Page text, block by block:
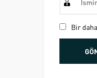
Bir